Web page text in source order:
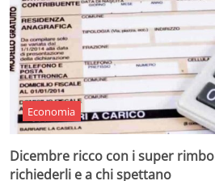
Economia
Dicembre ricco con i super
richiederli e a chi spettano